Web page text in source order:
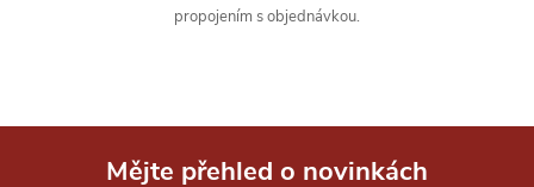
propojením s objednávkou.
Mějte přehled o novinkách